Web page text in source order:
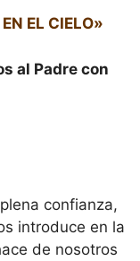
EL CIELO»
al Padre con
confianza,
introduce en la
de nosotros